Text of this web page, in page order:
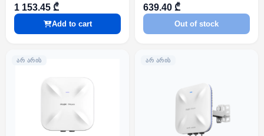
Dual-Band Multi-Gigabit
Ceiling Mount Access Point
1 153.45 ₾
Add to cart
639.40 ₾
Out of stock
ᲐᲠ ᲐᲠᲘᲡ ᲐᲠ ᲐᲠᲘᲡ